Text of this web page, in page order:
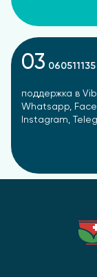
03 060511135
поддержка в
Whatsapp,
Instagram,